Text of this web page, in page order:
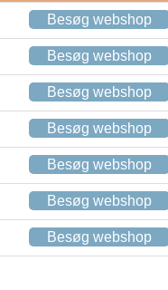
Besøg webshop
Besøg webshop
Besøg webshop
Besøg webshop
Besøg webshop
Besøg webshop
Besøg webshop